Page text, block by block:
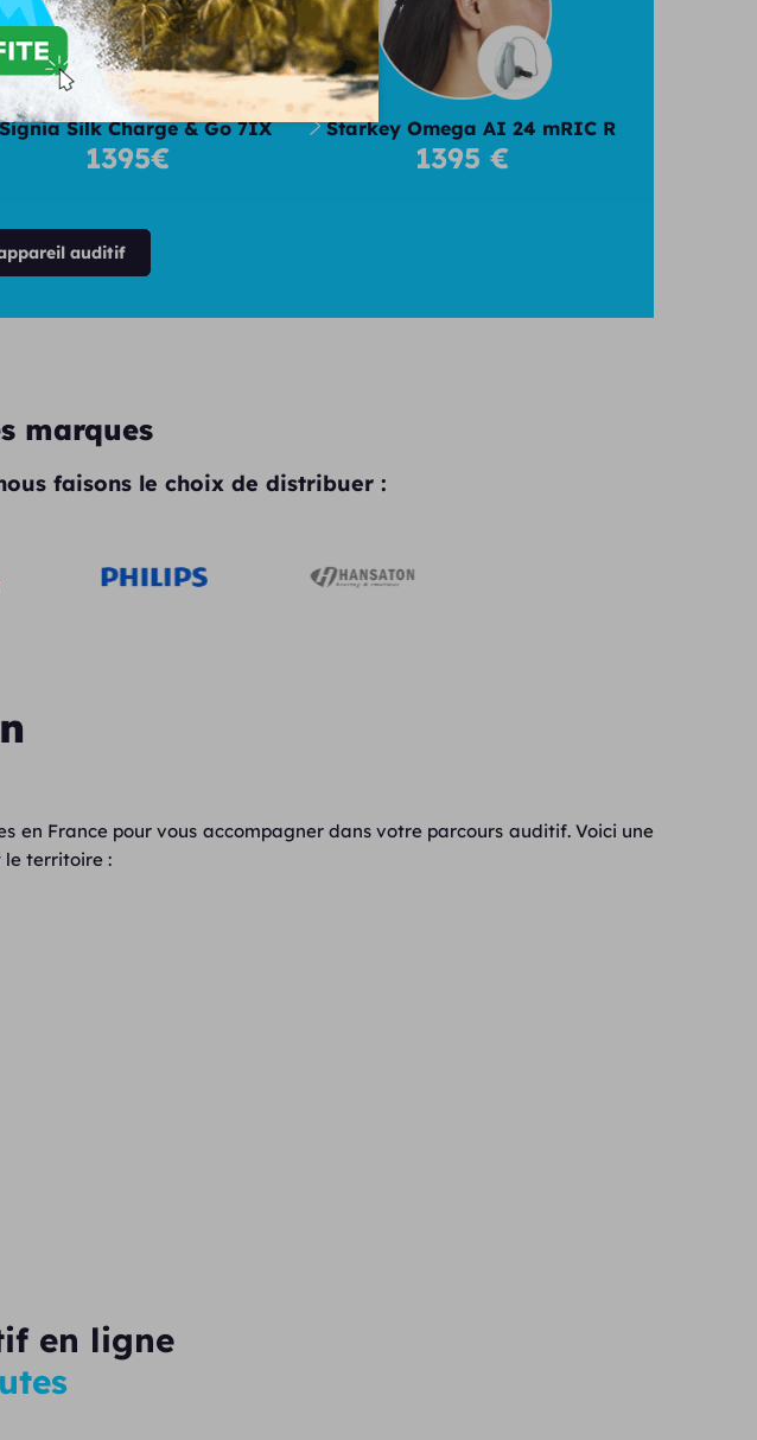
Signia Silk Charge & Go 7IX
1395€
Starkey Omega AI 24 mRIC R
1395 €
auditif
marques
faisons le choix de distribuer :
en France pour vous accompagner dans votre parcours auditif. Voici une
le territoire :
en ligne